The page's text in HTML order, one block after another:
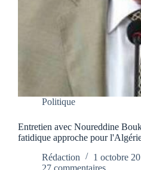
Politique
Entretien avec Noureddine
fatidique approche pour
Rédaction
1 octobre
27 commentaires